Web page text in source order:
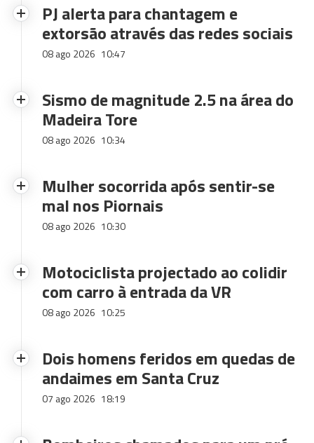
PJ alerta para chantagem e
extorsão através das redes sociais
08 ago 2026 10:47
Sismo de magnitude 2.5 na área do
Madeira Tore
08 ago 2026 10:34
Mulher socorrida após sentir-se
mal nos Piornais
08 ago 2026 10:30
Motociclista projectado ao colidir
com carro à entrada da VR
08 ago 2026 10:25
Dois homens feridos em quedas de
andaimes em Santa Cruz
07 ago 2026 18:19